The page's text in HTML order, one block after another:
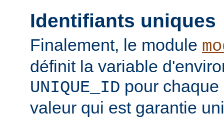
Identifiants uniques
Finalement, le module
définit la variable
UNIQUE_ID pour
valeur qui est garantie